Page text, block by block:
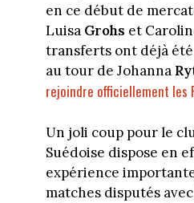
en ce début de
LuisaGrohs et
transferts ont déjà
au tour de Johanna
rejoindre officiellement les
Un joli coup pour le
Suédoise dispose en
expérience
matches disputés